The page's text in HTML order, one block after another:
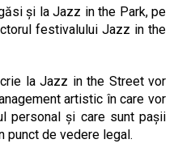
și la Jazz in the Park, pe
festivalului Jazz in the
la Jazz in the Street vor
artistic în care vor
personal și care sunt pașii
punct de vedere legal.